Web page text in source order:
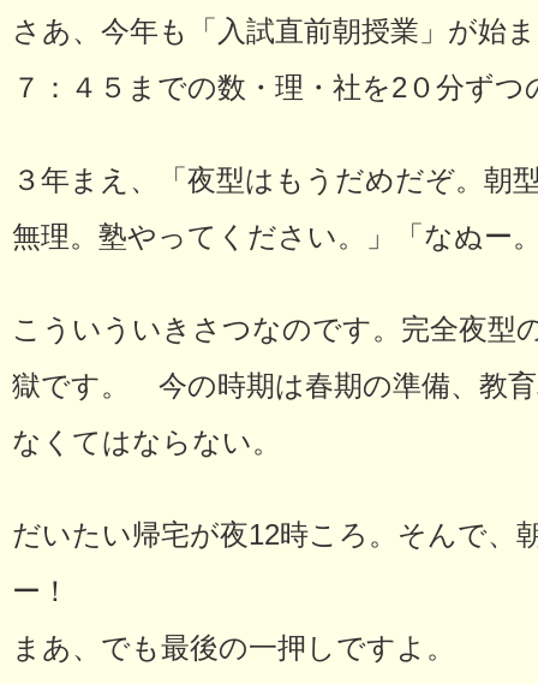
さあ、今年も「入試直前朝授業」が始
７：４５までの数・理・社を2０分ずつ
３年まえ、「夜型はもうだめだぞ。朝
無理。塾やってください。」「なぬー
こういういきさつなのです。完全夜型
獄です。 今の時期は春期の準備、教
なくてはならない。
だいたい帰宅が夜12時ころ。そんで
ー！
まあ、でも最後の一押しですよ。